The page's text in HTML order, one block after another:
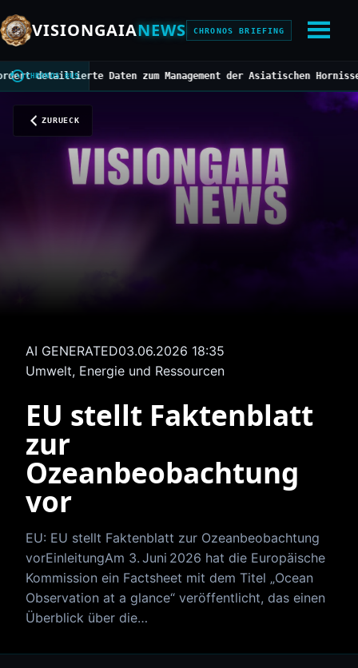
VISIONGAIANEWS CHRONOS BRIEFING
CHRONOS BUS
Daten zum Management der Asiatischen Hornisse ///
ZURUECK
AI GENERATED03.06.2026 18:35
Umwelt, Energie und Ressourcen
EU stellt Faktenblatt
zur
Ozeanbeobachtung
vor
EU: EU stellt Faktenblatt zur Ozeanbeobachtung
vorEinleitungAm 3. Juni 2026 hat die Europäische
Kommission ein Factsheet mit dem Titel „Ocean
Observation at a glance“ veröffentlicht, das einen
Überblick über die…